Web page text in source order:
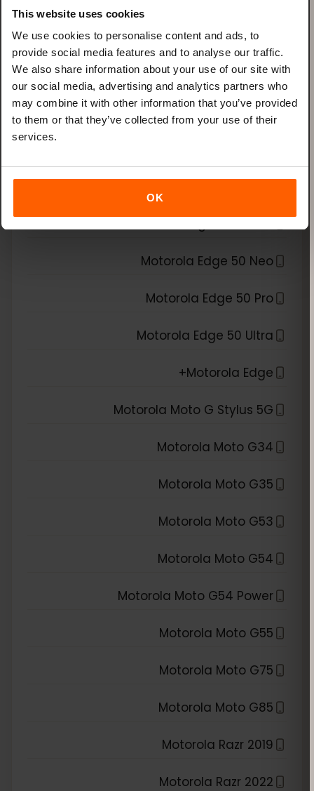
This website uses cookies
We use cookies to personalise content and ads, to
provide social media features and to analyse our traffic.
We also share information about your use of our site with
our social media, advertising and analytics partners who
may combine it with other information that you’ve provided
to them or that they’ve collected from your use of their
services.
OK
الشريحة الإلكترونية متوافقة مع
Motorola
*
Motorola Edge 40 Neo
Motorola Edge 50 Neo
Motorola Edge 50 Pro
Motorola Edge 50 Ultra
Motorola Edge+
Motorola Moto G Stylus 5G
Motorola Moto G34
Motorola Moto G35
Motorola Moto G53
Motorola Moto G54
Motorola Moto G54 Power
Motorola Moto G55
Motorola Moto G75
Motorola Moto G85
Motorola Razr 2019
Motorola Razr 2022